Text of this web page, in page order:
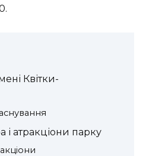
Квітки-
і атракціони парку